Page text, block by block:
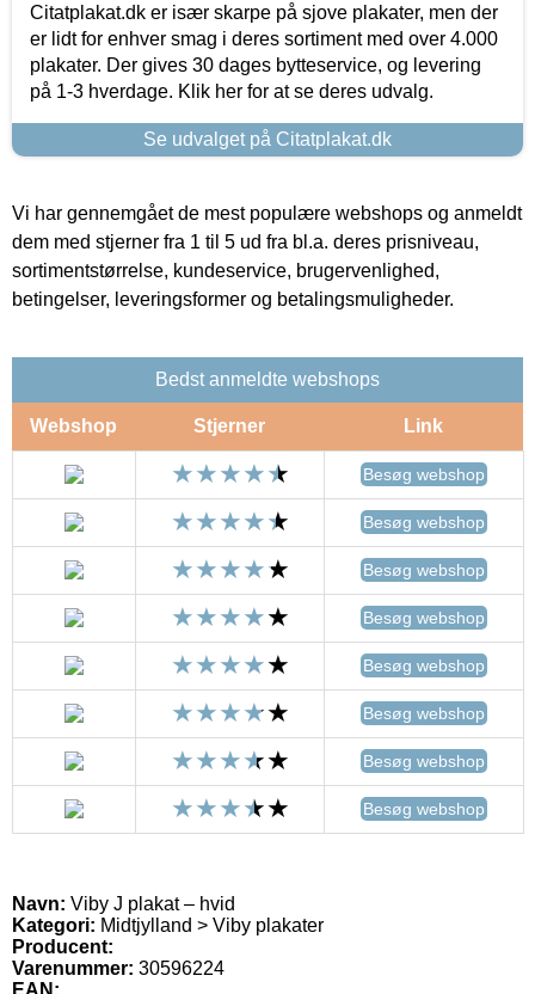
Citatplakat.dk er især skarpe på sjove plakater, men der
er lidt for enhver smag i deres sortiment med over 4.000
plakater. Der gives 30 dages bytteservice, og levering
på 1-3 hverdage. Klik her for at se deres udvalg.
Se udvalget på Citatplakat.dk
Vi har gennemgået de mest populære webshops og anmeldt
dem med stjerner fra 1 til 5 ud fra bl.a. deres prisniveau,
sortimentstørrelse, kundeservice, brugervenlighed,
betingelser, leveringsformer og betalingsmuligheder.
Bedst anmeldte webshops
Webshop Stjerner Link
Besøg webshop
Besøg webshop
Besøg webshop
Besøg webshop
Besøg webshop
Besøg webshop
Besøg webshop
Besøg webshop
Navn: Viby J plakat – hvid
Kategori: Midtjylland > Viby plakater
Producent:
Varenummer: 30596224
EAN: